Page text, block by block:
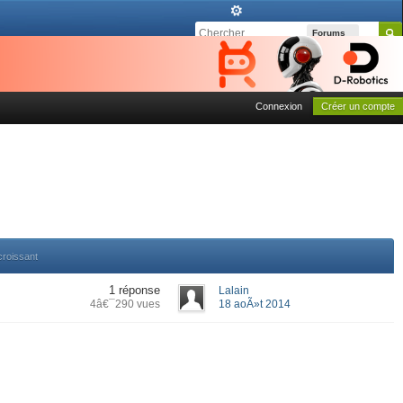
Forums
Connexion Créer un compte
1 réponse
4â€¯290 vues
Lalain
18 aoÃ»t 2014